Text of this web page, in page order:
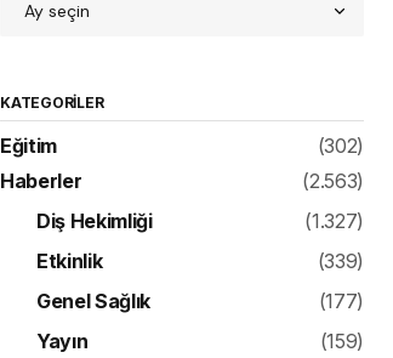
KATEGORILER
Eğitim
(302)
Haberler
(2.563)
Diş Hekimliği
(1.327)
Etkinlik
(339)
Genel Sağlık
(177)
Yayın
(159)